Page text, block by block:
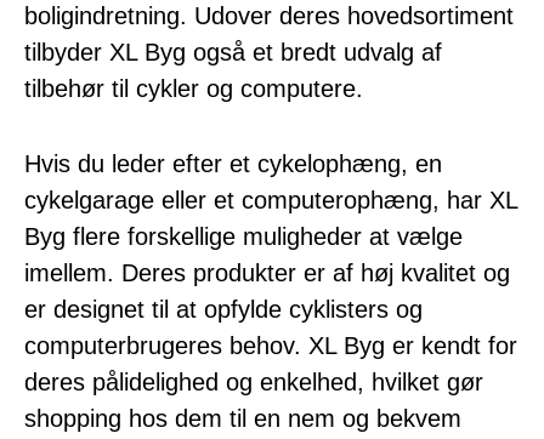
boligindretning. Udover deres hovedsortiment
tilbyder XL Byg også et bredt udvalg af
tilbehør til cykler og computere.
Hvis du leder efter et cykelophæng, en
cykelgarage eller et computerophæng, har XL
Byg flere forskellige muligheder at vælge
imellem. Deres produkter er af høj kvalitet og
er designet til at opfylde cyklisters og
computerbrugeres behov. XL Byg er kendt for
deres pålidelighed og enkelhed, hvilket gør
shopping hos dem til en nem og bekvem